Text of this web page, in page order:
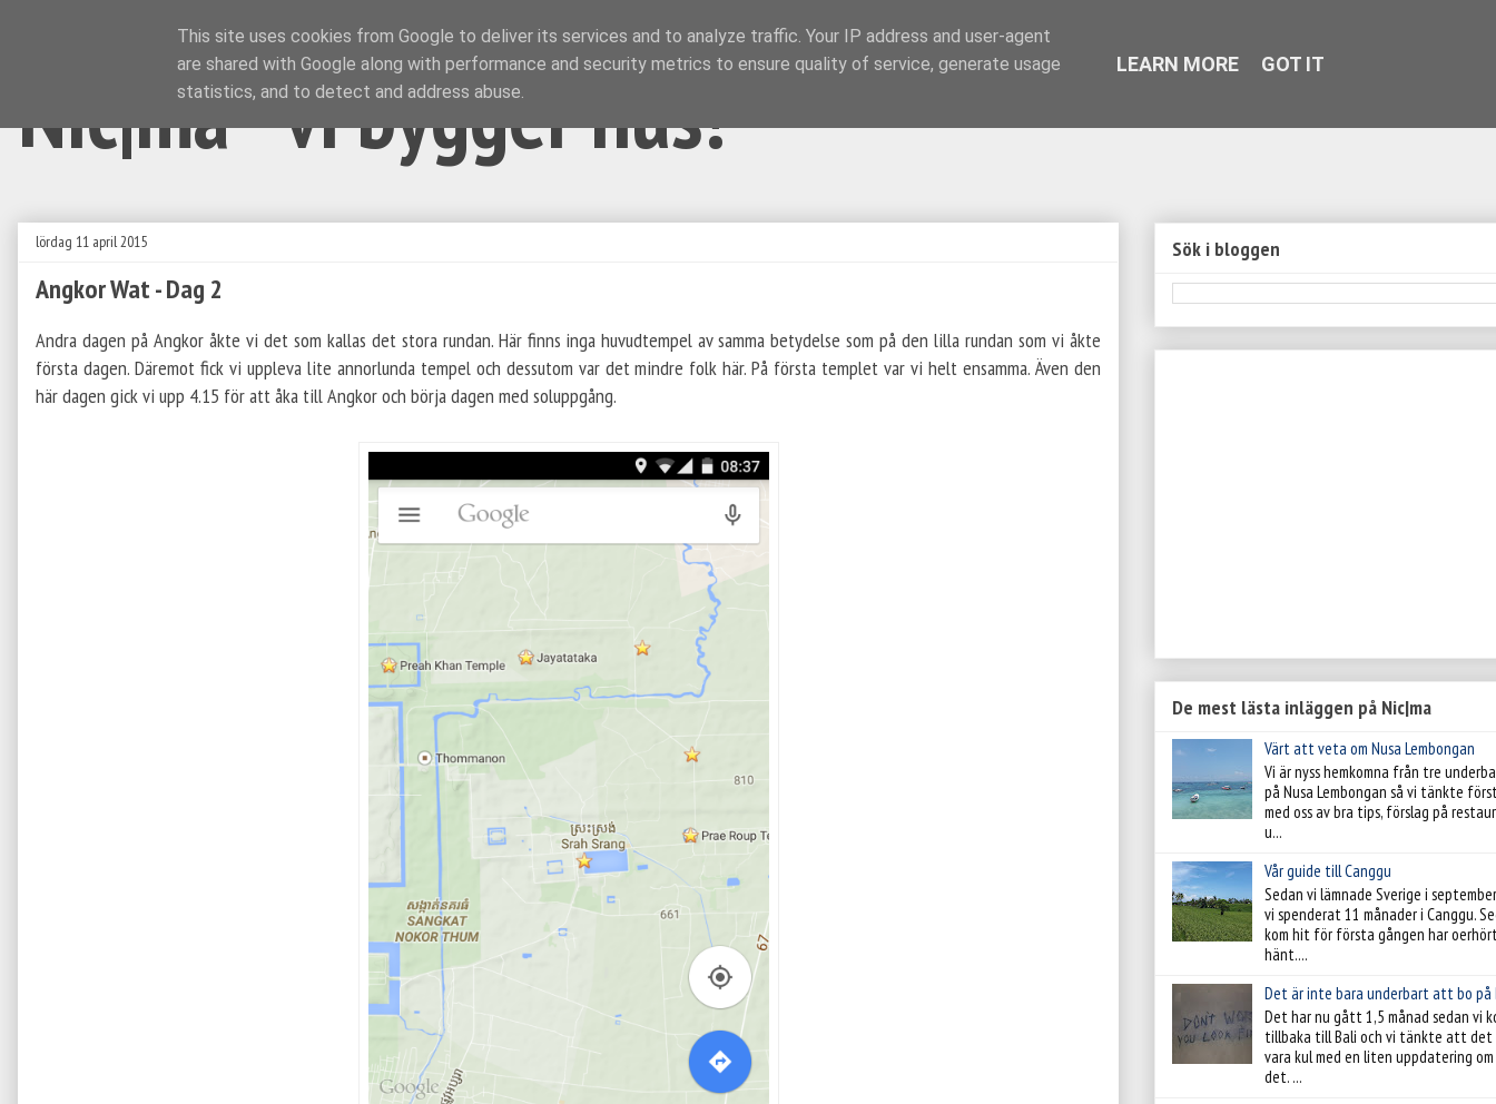
Nic|ma - vi bygger hus!
lördag 11 april 2015
Angkor Wat - Dag 2
Andra dagen på Angkor åkte vi det som kallas det stora rundan. Här finns inga huvudtempel av samma betydelse som på den lilla rundan som vi åkte
första dagen. Däremot fick vi uppleva lite annorlunda tempel och dessutom var det mindre folk här. På första templet var vi helt ensamma. Även den
här dagen gick vi upp 4.15 för att åka till Angkor och börja dagen med soluppgång.
Sök i bloggen
De mest lästa inläggen på Nic|ma
Värt att veta om Nusa Lembongan
Vi är nyss hemkomna från tre
på Nusa Lembongan så vi tänkte
med oss av bra tips, förslag på
u...
Vår guide till Canggu
Sedan vi lämnade Sverige i
vi spenderat 11 månader i Canggu.
kom hit för första gången har
hänt....
Det är inte bara underbart att bo på
Det har nu gått 1,5 månad sedan vi
tillbaka till Bali och vi tänkte att det
vara kul med en liten uppdatering
det. ...
This site uses cookies from Google to deliver its services and to analyze traffic. Your IP address and user-agent
are shared with Google along with performance and security metrics to ensure quality of service, generate usage
statistics, and to detect and address abuse.
LEARN MORE GOT IT